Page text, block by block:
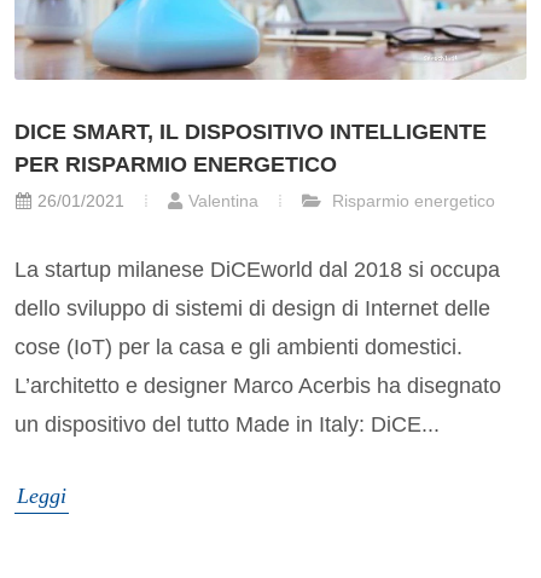
DICE SMART, IL DISPOSITIVO INTELLIGENTE
PER RISPARMIO ENERGETICO
26/01/2021 Valentina Risparmio energetico
La startup milanese DiCEworld dal 2018 si occupa
dello sviluppo di sistemi di design di Internet delle
cose (IoT) per la casa e gli ambienti domestici.
L’architetto e designer Marco Acerbis ha disegnato
un dispositivo del tutto Made in Italy: DiCE...
Leggi